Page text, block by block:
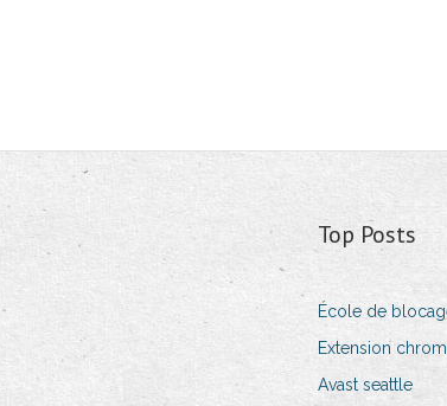
Top Posts
École de
Extension
Avast seattle